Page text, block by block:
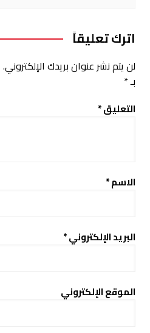
اترك تعليقاً
لن يتم نشر عنوان بريدك الإلكتروني.
بـ*
التعليق*
الاسم*
البريد الإلكتروني*
الموقع الإلكتروني